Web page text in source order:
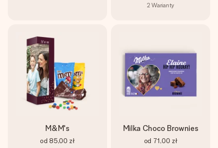
2 Warianty
M&M's
od 85,00 zł
Milka Choco Brownies
od 71,00 zł